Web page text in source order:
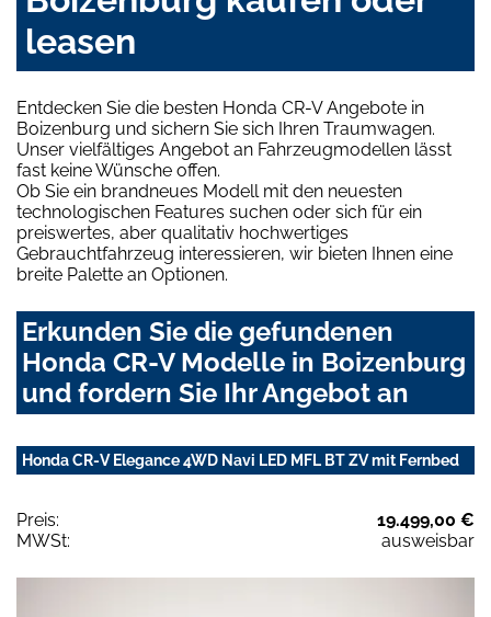
leasen
Entdecken Sie die besten Honda CR-V Angebote in
Boizenburg und sichern Sie sich Ihren Traumwagen.
Unser vielfältiges Angebot an Fahrzeugmodellen lässt
fast keine Wünsche offen.
Ob Sie ein brandneues Modell mit den neuesten
technologischen Features suchen oder sich für ein
preiswertes, aber qualitativ hochwertiges
Gebrauchtfahrzeug interessieren, wir bieten Ihnen eine
breite Palette an Optionen.
Erkunden Sie die gefundenen
Honda CR-V Modelle in Boizenburg
und fordern Sie Ihr Angebot an
Honda CR-V Elegance 4WD Navi LED MFL BT ZV mit Fernbed
Preis:
19.499,00 €
MWSt:
ausweisbar